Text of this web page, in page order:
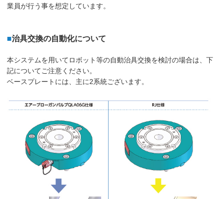
業員が行う事を想定しています。
■治具交換の自動化について
本システムを用いてロボット等の自動治具交換を検討の場合は、下
記についてご注意ください。
ベースプレートには、主に2系統ございます。